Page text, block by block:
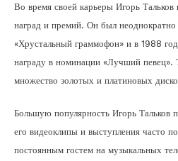
Во время своей карьеры Игорь
наград и премий. Он был
«Хрустальный граммофон» и в 1988
награду в номинации «Лучший певец».
множество золотых и платиновых
Большую популярность Игорь Тальков
его видеоклипы и выступления часто
постоянным гостем на музыкальных